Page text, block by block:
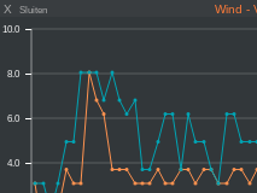
X Sluiten Wind -